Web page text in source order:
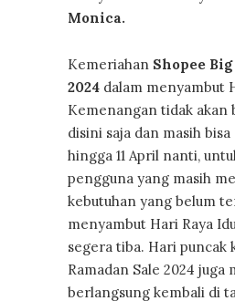
Monica.
Kemeriahan Shopee
2024 dalam menyambut
Kemenangan tidak akan
disini saja dan masih
hingga 11 April nanti,
pengguna yang masih
kebutuhan yang belum
menyambut Hari Raya
segera tiba. Hari puncak
Ramadan Sale 2024 juga
berlangsung kembali di